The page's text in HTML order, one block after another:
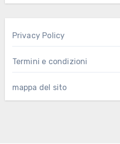
Privacy Policy
Termini e condizioni
mappa del sito